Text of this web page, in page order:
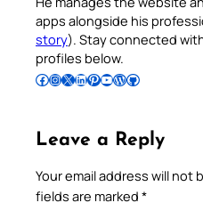
apps alongside his
story). Stay connected
profiles below.
Follow Pradeep on Facebook Follow Pradeep on InstagramFollow Pradeep on X Follow Pradeep on LinkedIn Follow Pradeep on Pinterest Subscribe to Pradeep’s Youtube Channel Follow Pradeep on WordPress Follow Pradeep on GitHub
Leave a Reply
Your email address will not
fields are marked *